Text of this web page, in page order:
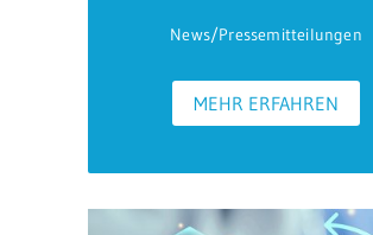
News/Pressemitteilungen
MEHR ERFAHREN